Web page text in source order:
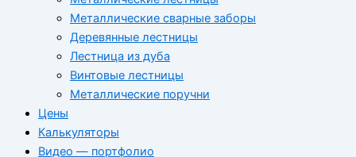
Металлические сварные заборы
Деревянные лестницы
Лестница из дуба
Винтовые лестницы
Металлические поручни
Цены
Калькуляторы
Видео — портфолио